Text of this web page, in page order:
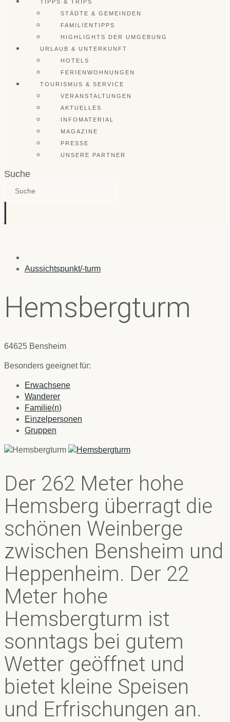
TIPPS & TRIPS
STÄDTE & GEMEINDEN
FAMILIENTIPPS
HIGHLIGHTS DER UMGEBUNG
URLAUB & UNTERKUNFT
HOTELS
FERIENWOHNUNGEN
TOURISMUS & SERVICE
VERANSTALTUNGEN
AKTUELLES
INFOMATERIAL
MAGAZINE
PRESSE
UNSERE PARTNER
Suche
Aussichtspunkt/-turm
Hemsbergturm
64625 Bensheim
Besonders geeignet für:
Erwachsene
Wanderer
Familie(n)
Einzelpersonen
Gruppen
Der 262 Meter hohe
Hemsberg überragt die
schönen Weinberge
zwischen Bensheim und
Heppenheim. Der 22
Meter hohe
Hemsbergturm ist
sonntags bei gutem
Wetter geöffnet und
bietet kleine Speisen
und Erfrischungen an.